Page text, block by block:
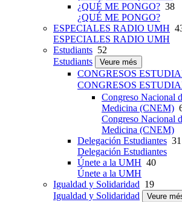
¿QUÉ ME PONGO? 38
¿QUÉ ME PONGO?
ESPECIALES RADIO UMH
ESPECIALES RADIO UMH
Estudiants 52
Estudiants
Veure més
CONGRESOS
CONGRESOS
Congreso Nacional
Medicina (CNEM)
Congreso Nacional
Medicina (CNEM)
Delegación Estudiantes 31
Delegación Estudiantes
Únete a la UMH 40
Únete a la UMH
Igualdad y Solidaridad 19
Igualdad y Solidaridad
Veure